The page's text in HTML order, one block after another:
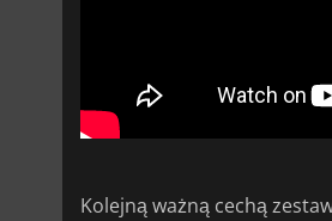
Kolejną ważną cechą